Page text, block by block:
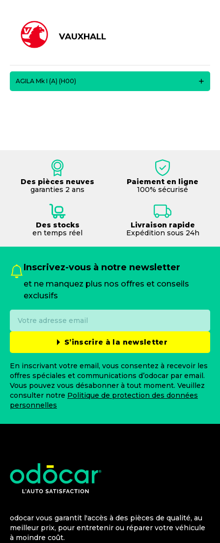
VAUXHALL
AGILA Mk I (A) (H00)
Des pièces neuves
garanties 2 ans
Paiement en ligne
100% sécurisé
Des stocks
en temps réel
Livraison rapide
Expédition sous 24h
Inscrivez-vous à notre newsletter
et ne manquez plus nos offres et conseils
exclusifs
S’inscrire à la newsletter
En inscrivant votre email, vous consentez à recevoir les
offres spéciales et communications d’odocar par email.
Vous pouvez vous désabonner à tout moment. Veuillez
consulter notre Politique de protection des données
personnelles
odocar vous garantit l'accès à des pièces de qualité, au
meilleur prix, pour entretenir ou réparer votre véhicule
à moindre coût.